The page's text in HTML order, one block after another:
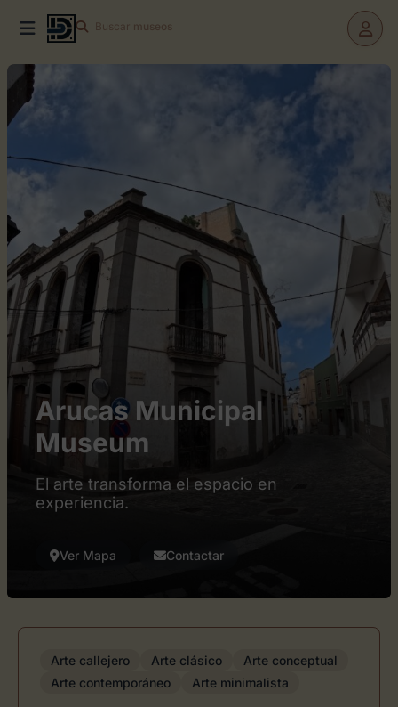
Buscar teatros
Arucas Municipal
Museum
El arte transforma el espacio en
experiencia.
Ver Mapa Contactar
Arte callejero Arte clásico
Arte conceptual
Arte contemporáneo
Arte minimalista